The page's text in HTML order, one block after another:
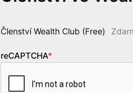
Členství Wealth Club (Free)
reCAPTCHA*